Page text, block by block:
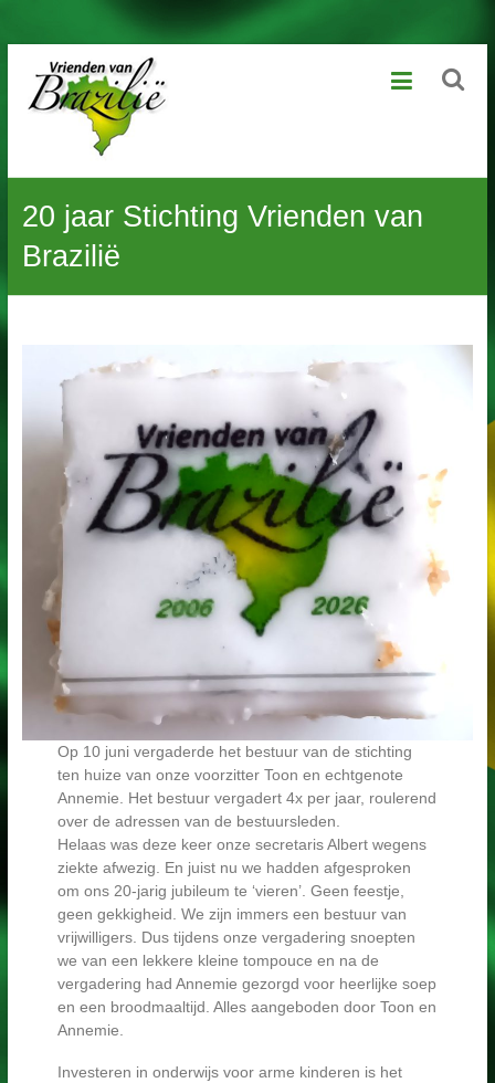
naarVrienden
van
Brazilië
van
leven,
beleven
20 jaar Stichting Vrienden van
Brazilië
Op 10 juni vergaderde het bestuur van de stichting
ten huize van onze voorzitter Toon en echtgenote
Annemie. Het bestuur vergadert 4x per jaar, roulerend
over de adressen van de bestuursleden.
Helaas was deze keer onze secretaris Albert wegens
ziekte afwezig. En juist nu we hadden afgesproken
om ons 20-jarig jubileum te ‘vieren’. Geen feestje,
geen gekkigheid. We zijn immers een bestuur van
vrijwilligers. Dus tijdens onze vergadering snoepten
we van een lekkere kleine tompouce en na de
vergadering had Annemie gezorgd voor heerlijke soep
en een broodmaaltijd. Alles aangeboden door Toon en
Annemie.
Investeren in onderwijs voor arme kinderen is het